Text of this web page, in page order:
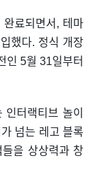
료되면서, 테마
했다. 정식 개장
인 5월 31일부터
터랙티브 놀이
넘는 레고 블록
을 상상력과 창